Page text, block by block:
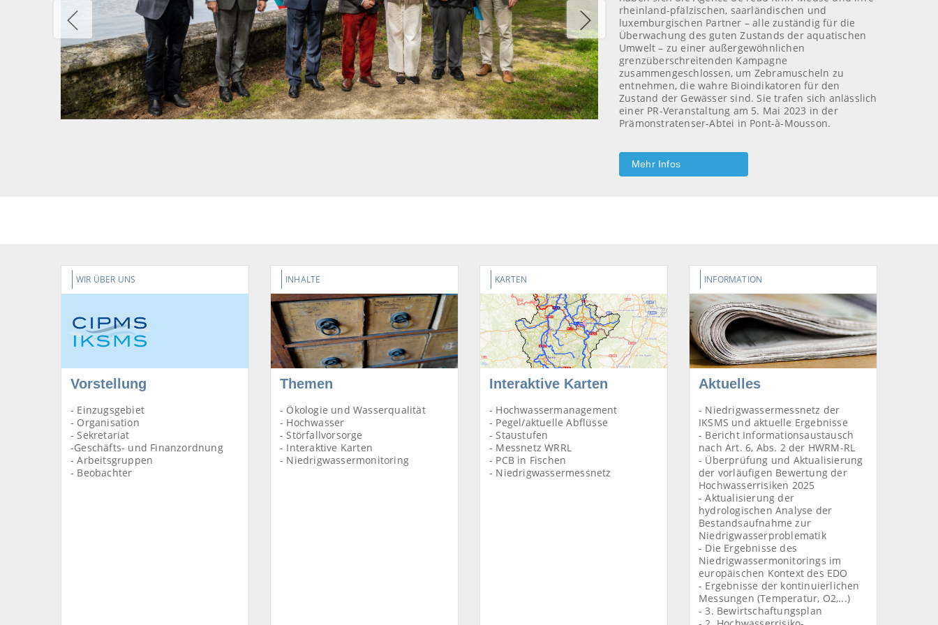
rheinland-pfälzischen, saarländischen und
luxemburgischen Partner – alle zuständig für die
Überwachung des guten Zustands der aquatischen
Umwelt – zu einer außergewöhnlichen
grenzüberschreitenden Kampagne
zusammengeschlossen, um Zebramuscheln zu
entnehmen, die wahre Bioindikatoren für den
Zustand der Gewässer sind. Sie trafen sich anlässlich
einer PR-Veranstaltung am 5. Mai 2023 in der
Prämonstratenser-Abtei in Pont-à-Mousson.
Mehr Infos
WIR ÜBER UNS
Vorstellung
- Einzugsgebiet
- Organisation
- Sekretariat
-Geschäfts- und Finanzordnung
- Arbeitsgruppen
- Beobachter
INHALTE
Themen
- Ökologie und Wasserqualität
- Hochwasser
- Störfallvorsorge
- Interaktive Karten
- Niedrigwassermonitoring
KARTEN
Interaktive Karten
- Hochwassermanagement
- Pegel/aktuelle Abflüsse
- Staustufen
- Messnetz WRRL
- PCB in Fischen
- Niedrigwassermessnetz
INFORMATION
Aktuelles
- Niedrigwassermessnetz der
IKSMS und aktuelle Ergebnisse
- Bericht Informationsaustausch
nach Art. 6, Abs. 2 der HWRM-RL
- Überprüfung und Aktualisierung
der vorläufigen Bewertung der
Hochwasserrisiken 2025
- Aktualisierung der
hydrologischen Analyse der
Bestandsaufnahme zur
Niedrigwasserproblematik
- Die Ergebnisse des
Niedrigwassermonitorings im
europäischen Kontext des EDO
- Ergebnisse der kontinuierlichen
Messungen (Temperatur, O2,...)
- 3. Bewirtschaftungsplan